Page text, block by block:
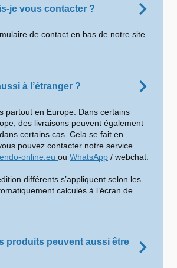
je vous contacter ?
de contact en bas de notre site
à l’étranger ?
partout en Europe. Dans certains
des livraisons peuvent également
certains cas. Cela se fait en
pouvez contacter notre service
online.eu ou WhatsApp / webchat.
différents s’appliquent selon les
calculés à l’écran de
produits peuvent aussi être